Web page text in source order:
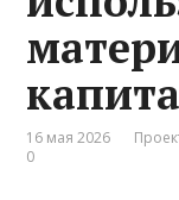
16 мая 2026
0